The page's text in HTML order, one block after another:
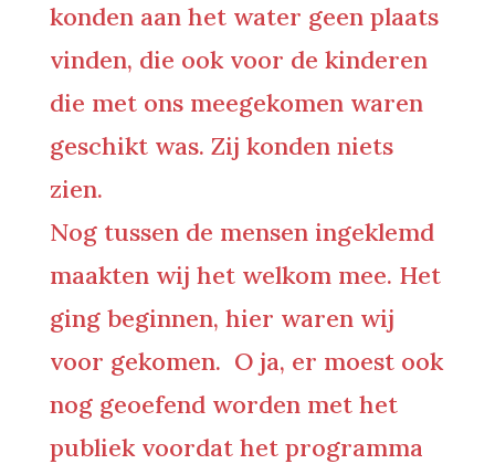
konden aan het water geen plaats
vinden, die ook voor de kinderen
die met ons meegekomen waren
geschikt was. Zij konden niets
zien.
Nog tussen de mensen ingeklemd
maakten wij het welkom mee. Het
ging beginnen, hier waren wij
voor gekomen. O ja, er moest ook
nog geoefend worden met het
publiek voordat het programma